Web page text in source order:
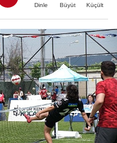
Dinle Büyüt Küçült